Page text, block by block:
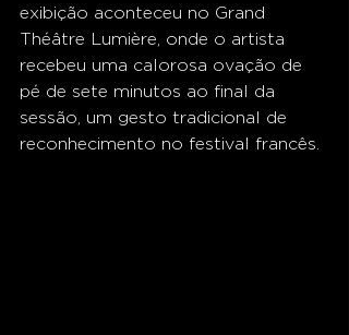
exibição aconteceu no Grand
Théâtre Lumière, onde o artista
recebeu uma calorosa ovação de
pé de sete minutos ao final da
sessão, um gesto tradicional de
reconhecimento no festival francês.